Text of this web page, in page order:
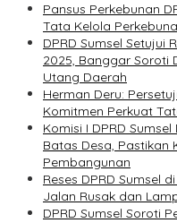
Pansus Perkebunan
Tata Kelola
DPRD Sumsel Setujui
2025, Banggar Soroti
Utang Daerah
Herman Deru:
Komitmen Perkuat
Komisi I DPRD
Batas Desa, Pastikan
Pembangunan
Reses DPRD Sumsel
Jalan Rusak dan
DPRD Sumsel Soroti